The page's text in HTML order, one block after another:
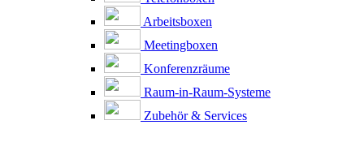
Arbeitsboxen
Meetingboxen
Konferenzräume
Raum-in-Raum-Systeme
Zubehör & Services